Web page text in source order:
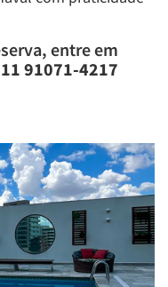
entre em
91071-4217